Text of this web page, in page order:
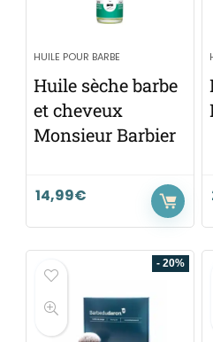
HUILE POUR BARBE
Huile sèche barbe
et cheveux
Monsieur Barbier
14,99€
- 20%